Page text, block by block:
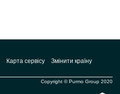
Карта сервісу
Змінити країну
Copyright © Purmo Group 2020